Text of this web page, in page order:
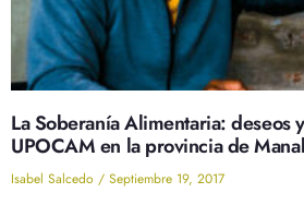
La Soberanía Alimentaria: deseos
UPOCAM en la provincia de
Isabel Salcedo Septiembre 19, 2017